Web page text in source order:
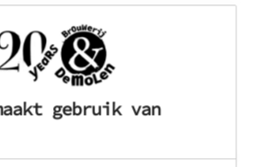
gebruik van
& Sorbet
frisse American Pale Ale met
een licht zuurtje en een
Het bier is dorstlessend en
bitterheid die zorgt voor